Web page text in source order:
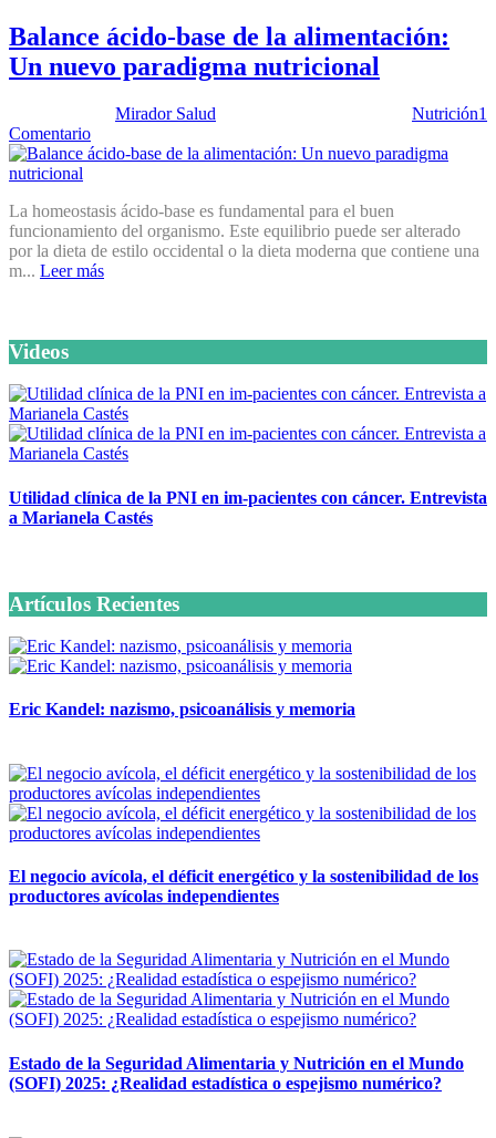
Balance ácido-base de la alimentación:
Un nuevo paradigma nutricional
Mirador Salud Nutrición1
Comentario
La homeostasis ácido-base es fundamental para el buen
funcionamiento del organismo. Este equilibrio puede ser alterado
por la dieta de estilo occidental o la dieta moderna que contiene una
m... Leer más
Videos
Utilidad clínica de la PNI en im-pacientes con cáncer. Entrevista
a Marianela Castés
Artículos Recientes
Eric Kandel: nazismo, psicoanálisis y memoria
El negocio avícola, el déficit energético y la sostenibilidad de los
productores avícolas independientes
Estado de la Seguridad Alimentaria y Nutrición en el Mundo
(SOFI) 2025: ¿Realidad estadística o espejismo numérico?